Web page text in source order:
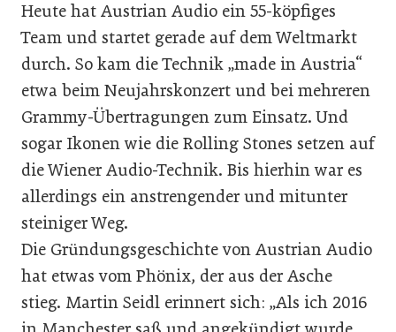
Heute hat Austrian Audio ein 55-köpfiges
Team und startet gerade auf dem Weltmarkt
durch. So kam die Technik „made in Austria“
etwa beim Neujahrskonzert und bei mehreren
Grammy-Übertragungen zum Einsatz. Und
sogar Ikonen wie die Rolling Stones setzen auf
die Wiener Audio-Technik. Bis hierhin war es
allerdings ein anstrengender und mitunter
steiniger Weg.
Die Gründungsgeschichte von Austrian Audio
hat etwas vom Phönix, der aus der Asche
stieg. Martin Seidl erinnert sich: „Als ich 2016